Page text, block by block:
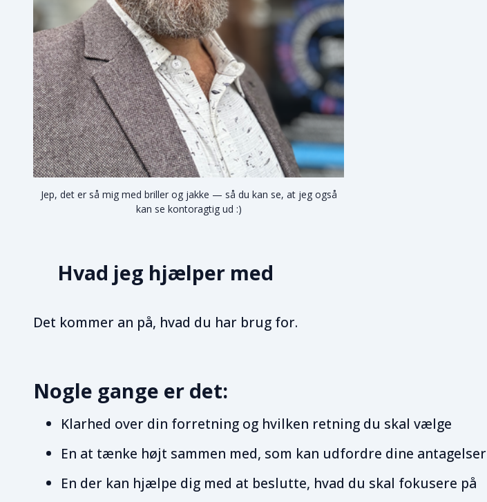
Jep, det er så mig med briller og jakke — så du kan se, at jeg også
kan se kontoragtig ud :)
Hvad jeg hjælper med
Det kommer an på, hvad du har brug for.
Nogle gange er det:
Klarhed over din forretning og hvilken retning du skal vælge
En at tænke højt sammen med, som kan udfordre dine antagelser
En der kan hjælpe dig med at beslutte, hvad du skal fokusere på